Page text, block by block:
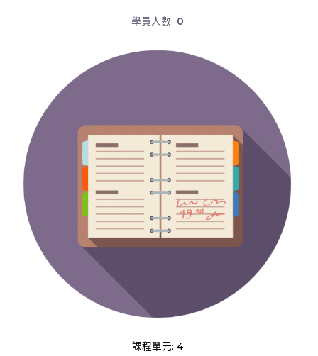
學員人數: 0
課程單元: 4